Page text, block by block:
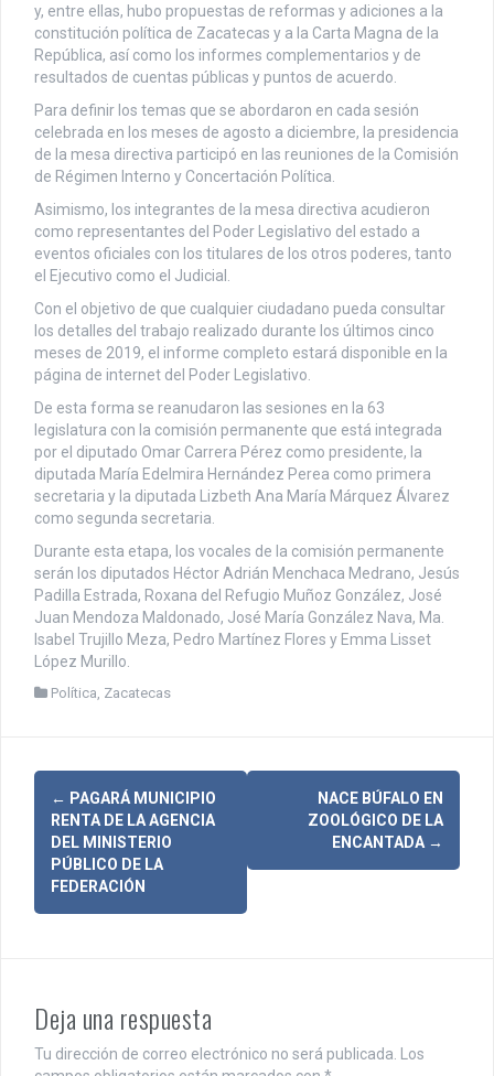
y, entre ellas, hubo propuestas de reformas y adiciones a la
constitución política de Zacatecas y a la Carta Magna de la
República, así como los informes complementarios y de
resultados de cuentas públicas y puntos de acuerdo.
Para definir los temas que se abordaron en cada sesión
celebrada en los meses de agosto a diciembre, la presidencia
de la mesa directiva participó en las reuniones de la Comisión
de Régimen Interno y Concertación Política.
Asimismo, los integrantes de la mesa directiva acudieron
como representantes del Poder Legislativo del estado a
eventos oficiales con los titulares de los otros poderes, tanto
el Ejecutivo como el Judicial.
Con el objetivo de que cualquier ciudadano pueda consultar
los detalles del trabajo realizado durante los últimos cinco
meses de 2019, el informe completo estará disponible en la
página de internet del Poder Legislativo.
De esta forma se reanudaron las sesiones en la 63
legislatura con la comisión permanente que está integrada
por el diputado Omar Carrera Pérez como presidente, la
diputada María Edelmira Hernández Perea como primera
secretaria y la diputada Lizbeth Ana María Márquez Álvarez
como segunda secretaria.
Durante esta etapa, los vocales de la comisión permanente
serán los diputados Héctor Adrián Menchaca Medrano, Jesús
Padilla Estrada, Roxana del Refugio Muñoz González, José
Juan Mendoza Maldonado, José María González Nava, Ma.
Isabel Trujillo Meza, Pedro Martínez Flores y Emma Lisset
López Murillo.
Política Zacatecas
N
e
a
c
← PAGARÁ MUNICIPIO
RENTA DE LA AGENCIA
DEL MINISTERIO
PÚBLICO DE LA
FEDERACIÓN
NACE BÚFALO EN
ZOOLÓGICO DE LA
ENCANTADA →
Deja una respuesta
Tu dirección de correo electrónico no será publicada.
Los